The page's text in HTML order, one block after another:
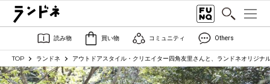
読み物 買い物 コミュニティ Others
TOP ランドネ アウトドアスタイル・クリエイター四角友里さんと、ランドネオリジ